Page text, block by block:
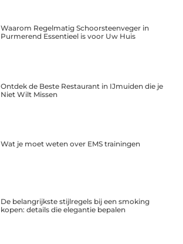
Waarom Regelmatig Schoorsteenveger in
Purmerend Essentieel is voor Uw Huis
Ontdek de Beste Restaurant in IJmuiden die je
Niet Wilt Missen
Wat je moet weten over EMS trainingen
De belangrijkste stijlregels bij een smoking
kopen: details die elegantie bepalen